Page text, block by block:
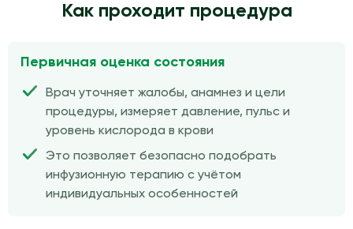
Как проходит процедура
Первичная оценка состояния
Врач уточняет жалобы, анамнез и цели
процедуры, измеряет давление, пульс и
уровень кислорода в крови
Это позволяет безопасно подобрать
инфузионную терапию с учётом
индивидуальных особенностей